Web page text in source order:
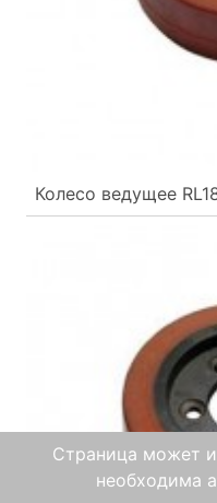
Колесо ведущее
Страница может
необходима